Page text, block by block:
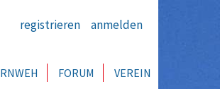
registrieren anmelden
FORUM VEREIN